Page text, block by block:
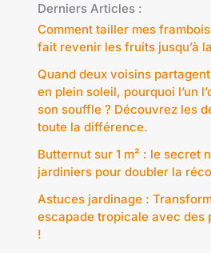
Derniers Articles :
Comment tailler mes
fait revenir les fruits jusqu’à
Quand deux voisins
en plein soleil, pourquoi l’un
son souffle ? Découvrez les
toute la différence.
Butternut sur 1 m² : le secret
jardiniers pour doubler la
Astuces jardinage :
escapade tropicale avec des
!